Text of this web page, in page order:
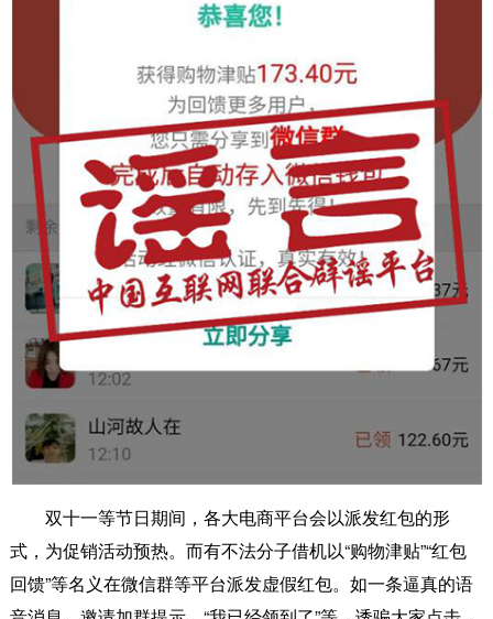
双十一等节日期间，各大电商平台会以派发红包的形
式，为促销活动预热。而有不法分子借机以“购物津贴”“红包
回馈”等名义在微信群等平台派发虚假红包。如一条逼真的语